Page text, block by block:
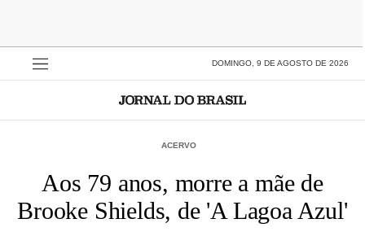
DOMINGO, 9 DE AGOSTO DE 2026
ACERVO
Aos 79 anos, morre a mãe de
Brooke Shields, de 'A Lagoa Azul'